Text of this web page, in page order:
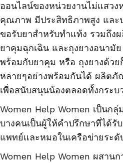
ออนไลน์ของหน่วยงานไม่แสว
คุณภาพ มีประสิทธิภาพสูง และ
ขอรับยาสำหรับทำแท้ง รวมถึ
ยาคุมฉุกเฉิน และถุงยางอนามั
พร้อมกับยาคุม หรือ ถุงยางด้ว
หลายๆอย่างพร้อมกันได้ ผลิตภั
เพื่อสนับสนุนน้องตลอดทั้งกระบ
Women Help Women เป็นก
บางคนเป็นผู้ให้คำปรึกษาที่ได้รั
แพทย์และหมอในเครือข่ายระ
Women Help Women ผสาน